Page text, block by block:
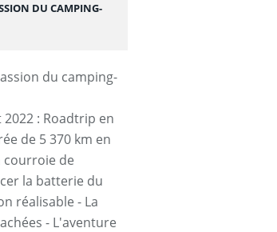
DU CAMPING-
: Roadtrip en
de 5 370 km en
courroie de
la batterie du
réalisable - La
- L'aventure